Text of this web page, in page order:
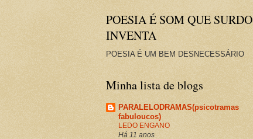
POESIA É SOM QUE SURDO
INVENTA
POESIA É UM BEM DESNECESSÁRIO
Minha lista de blogs
PARALELODRAMAS(psicotramas
fabuloucos)
LEDO ENGANO
Há 11 anos